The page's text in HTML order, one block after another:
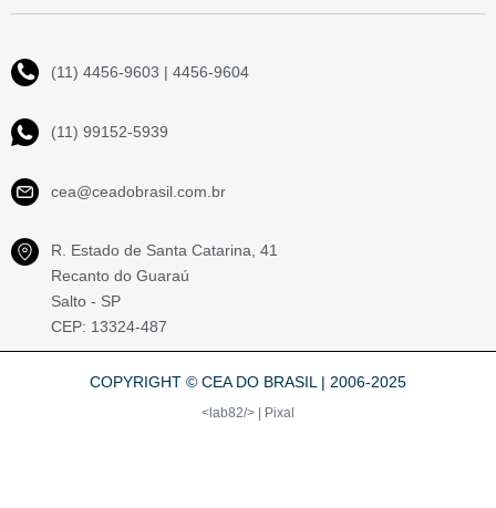
(11) 4456-9603 | 4456-9604
(11) 99152-5939
cea@ceadobrasil.com.br
R. Estado de Santa Catarina, 41
Recanto do Guaraú
Salto - SP
CEP: 13324-487
COPYRIGHT © CEA DO BRASIL | 2006-2025
<lab82/> | Pixal